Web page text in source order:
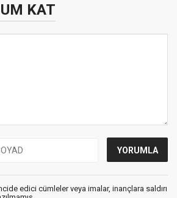
KAT
edici cümleler veya imalar, inançlara saldırı